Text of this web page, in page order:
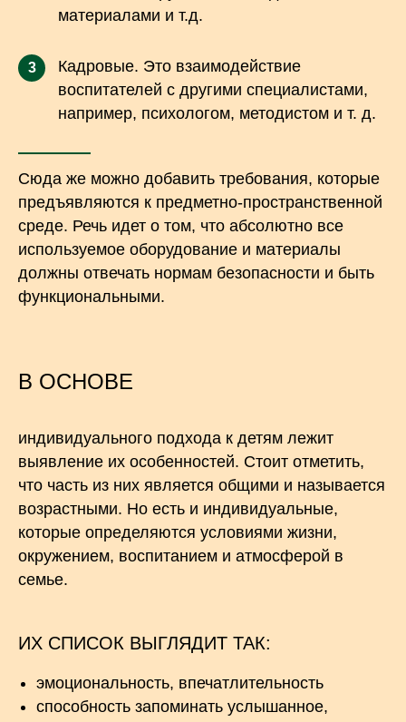
материалами и т.д.
3
Кадровые. Это взаимодействие
воспитателей с другими специалистами,
например, психологом, методистом и т. д.
Сюда же можно добавить требования, которые
предъявляются к предметно-пространственной
среде. Речь идет о том, что абсолютно все
используемое оборудование и материалы
должны отвечать нормам безопасности и быть
функциональными.
В ОСНОВЕ
индивидуального подхода к детям лежит
выявление их особенностей. Стоит отметить,
что часть из них является общими и называется
возрастными. Но есть и индивидуальные,
которые определяются условиями жизни,
окружением, воспитанием и атмосферой в
семье.
ИХ СПИСОК ВЫГЛЯДИТ ТАК:
эмоциональность, впечатлительность
способность запоминать услышанное,